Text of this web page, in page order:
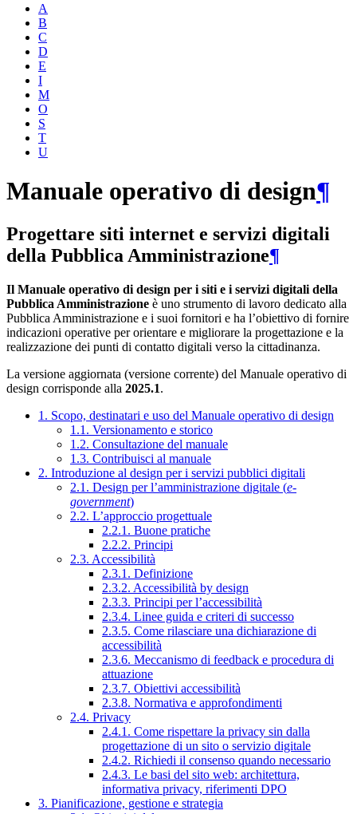
A
B
C
D
E
I
M
O
S
T
U
Manuale operativo di design¶
Progettare siti internet e servizi digitali
della Pubblica Amministrazione¶
Il Manuale operativo di design per i siti e i servizi digitali della
Pubblica Amministrazione è uno strumento di lavoro dedicato alla
Pubblica Amministrazione e i suoi fornitori e ha l’obiettivo di fornire
indicazioni operative per orientare e migliorare la progettazione e la
realizzazione dei punti di contatto digitali verso la cittadinanza.
La versione aggiornata (versione corrente) del Manuale operativo di
design corrisponde alla 2025.1.
1. Scopo, destinatari e uso del Manuale operativo di design
1.1. Versionamento e storico
1.2. Consultazione del manuale
1.3. Contribuisci al manuale
2. Introduzione al design per i servizi pubblici digitali
2.1. Design per l’amministrazione digitale (e-
government)
2.2. L’approccio progettuale
2.2.1. Buone pratiche
2.2.2. Principi
2.3. Accessibilità
2.3.1. Definizione
2.3.2. Accessibilità by design
2.3.3. Principi per l’accessibilità
2.3.4. Linee guida e criteri di successo
2.3.5. Come rilasciare una dichiarazione di
accessibilità
2.3.6. Meccanismo di feedback e procedura di
attuazione
2.3.7. Obiettivi accessibilità
2.3.8. Normativa e approfondimenti
2.4. Privacy
2.4.1. Come rispettare la privacy sin dalla
progettazione di un sito o servizio digitale
2.4.2. Richiedi il consenso quando necessario
2.4.3. Le basi del sito web: architettura,
informativa privacy, riferimenti DPO
3. Pianificazione, gestione e strategia